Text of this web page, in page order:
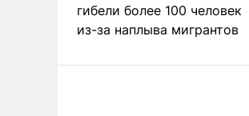
гибели более 100 человек
из-за наплыва мигрантов